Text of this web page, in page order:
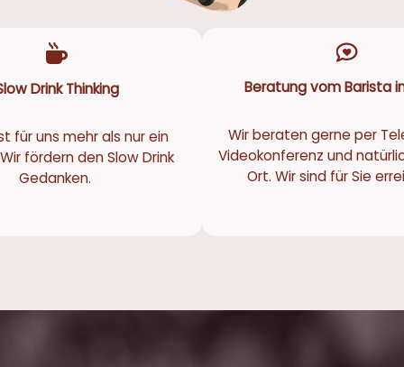
Drink Thinking
für uns mehr als nur ein
fördern den Slow Drink
Gedanken.
Beratung vom Barista
Wir beraten gerne per
Videokonferenz und
Ort. Wir sind für Sie